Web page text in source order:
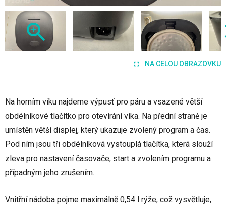
NA CELOU OBRAZOVKU
Na horním víku najdeme výpusť pro páru a vsazené větší
obdélníkové tlačítko pro otevírání víka. Na přední straně je
umístěn větší displej, který ukazuje zvolený program a čas.
Pod ním jsou tři obdélníková vystouplá tlačítka, která slouží
zleva pro nastavení časovače, start a zvolením programu a
případným jeho zrušením.
Vnitřní nádoba pojme maximálně 0,54 l rýže, což vysvětluje,